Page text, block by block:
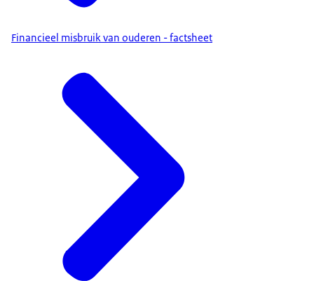
Financieel misbruik van ouderen - factsheet